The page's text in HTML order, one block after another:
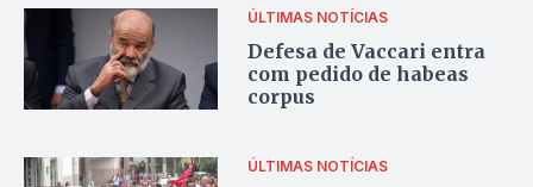
ÚLTIMAS NOTÍCIAS
Defesa de Vaccari entra
com pedido de habeas
corpus
ÚLTIMAS NOTÍCIAS